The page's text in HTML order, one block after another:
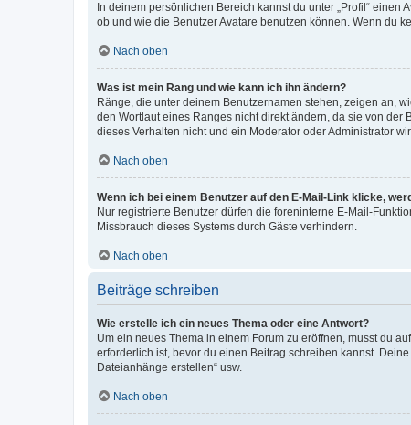
In deinem persönlichen Bereich kannst du unter „Profil“
ob und wie die Benutzer Avatare benutzen können. Wenn du
Nach oben
Was ist mein Rang und wie kann ich ihn ändern?
Ränge, die unter deinem Benutzernamen stehen, zeigen an,
den Wortlaut eines Ranges nicht direkt ändern, da sie von
dieses Verhalten nicht und ein Moderator oder Administrator
Nach oben
Wenn ich bei einem Benutzer auf den E-Mail-Link klicke,
Nur registrierte Benutzer dürfen die foreninterne E-Mail-
Missbrauch dieses Systems durch Gäste verhindern.
Nach oben
Beiträge schreiben
Wie erstelle ich ein neues Thema oder eine Antwort?
Um ein neues Thema in einem Forum zu eröffnen, musst du
erforderlich ist, bevor du einen Beitrag schreiben kannst.
Dateianhänge erstellen“ usw.
Nach oben